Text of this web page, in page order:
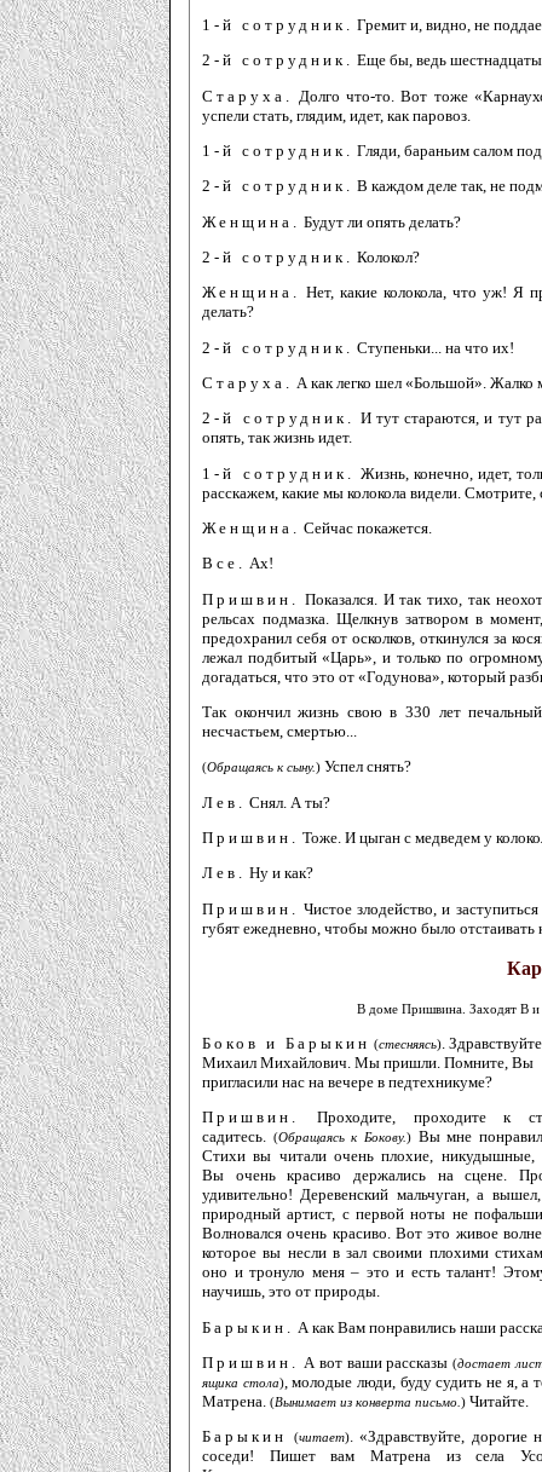
1-й сотрудник. Гремит и, видно, не
2-й сотрудник. Еще бы, ведь
Старуха.
Долго что-то. Вот тоже
успели стать, глядим, идет, как паровоз.
1-й сотрудник. Гляди, бараньим салом
2-й сотрудник. В каждом деле так, не
Женщина.
Будут ли опять делать?
2-й сотрудник. Колокол?
Женщина. Нет, какие колокола, что уж! Я
делать?
2-й сотрудник.
Ступеньки... на что их!
Старуха.
А как легко шел «Большой». Жалко
2-й сотрудник. И тут стараются, и тут
опять, так жизнь идет.
1-й сотрудник.
Жизнь, конечно, идет,
расскажем, какие мы колокола видели.
Женщина.
Сейчас покажется.
Все. Ах!
Пришвин.
Показался. И так тихо, так
рельсах подмазка. Щелкнув затвором в
предохранил себя от осколков, откинулся за
лежал подбитый «Царь», и только по
догадаться, что это от «Годунова», который
Так окончил жизнь свою в 330 лет
несчастьем, смертью...
(Обращаясь к сыну.) Успел снять?
Лев.
Снял. А ты?
Пришвин.
Тоже. И цыган с медведем у
Лев. Ну и как?
Пришвин.
Чистое злодейство, и
губят ежедневно, чтобы можно было отстаивать
В доме Пришвина. Заходят
Боков и Барыкин (стесняясь) .
Михаил Михайлович. Мы пришли. Помните, Вы
пригласили нас на вечере в педтехникуме?
Пришвин.
Проходите, проходите к
садитесь. (Обращаясь к Бокову.) Вы мне
Стихи вы читали очень плохие, никудышные,
Вы очень красиво держались на сцене.
удивительно! Деревенский мальчуган, а
природный артист, с первой ноты не
Волновался очень красиво. Вот это живое
которое вы несли в зал своими плохими
оно и тронуло меня – это и есть талант!
научишь, это от природы.
Барыкин.
А как Вам понравились наши
Пришвин.
А вот ваши рассказы(достает
ящика стола), молодые люди, буду судить не я, а
Матрена.
(Вынимает из конверта письмо. ) Читайте.
Барыкин
(читает). «Здравствуйте, дорогие
соседи! Пишет вам Матрена из села